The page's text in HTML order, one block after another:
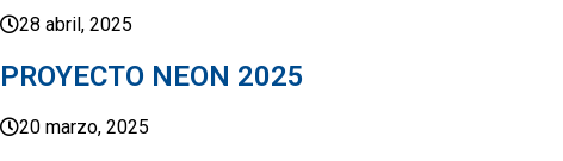
28 abril, 2025
PROYECTO NEON 2025
20 marzo, 2025